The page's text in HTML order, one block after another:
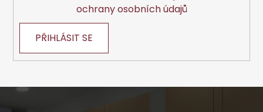
ochrany osobních údajů
PŘIHLÁSIT SE